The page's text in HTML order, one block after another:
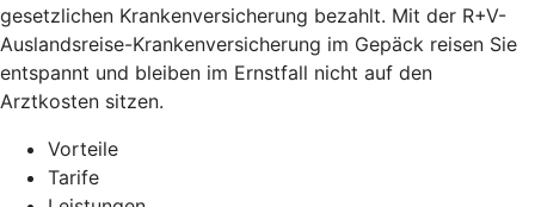
gesetzlichen Krankenversicherung bezahlt. Mit der R+V-
Auslandsreise-Krankenversicherung im Gepäck reisen Sie
entspannt und bleiben im Ernstfall nicht auf den
Arztkosten sitzen.
Vorteile
Tarife